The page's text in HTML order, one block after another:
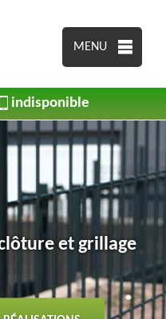
MENU
indisponible
et grillage